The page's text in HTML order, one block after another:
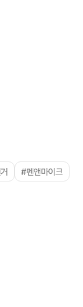
#펜앤마이크